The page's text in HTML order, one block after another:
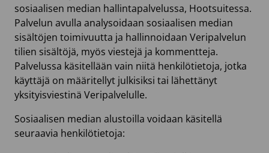
sosiaalisen median hallintapalvelussa, Hootsuitessa.
Palvelun avulla analysoidaan sosiaalisen median
sisältöjen toimivuutta ja hallinnoidaan Veripalvelun
tilien sisältöjä, myös viestejä ja kommentteja.
Palvelussa käsitellään vain niitä henkilötietoja, jotka
käyttäjä on määritellyt julkisiksi tai lähettänyt
yksityisviestinä Veripalvelulle.
Sosiaalisen median alustoilla voidaan käsitellä
seuraavia henkilötietoja: